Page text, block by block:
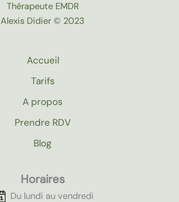
Thérapeute EMDR
Alexis Didier © 2023
Accueil
Tarifs
A propos
Prendre RDV
Blog
Horaires
Du lundi au vendredi